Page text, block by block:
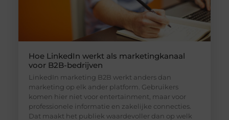
Hoe LinkedIn werkt als marketingkanaal
voor B2B-bedrijven
LinkedIn marketing B2B werkt anders dan
marketing op elk ander platform. Gebruikers
komen hier niet voor entertainment, maar voor
professionele informatie en zakelijke connecties.
Dat maakt het publiek waardevoller dan op welk